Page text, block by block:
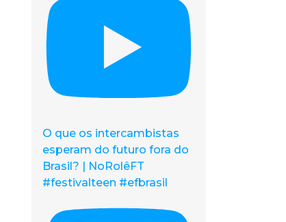
O que os intercambistas
esperam do futuro fora do
Brasil? | NoRolêFT
#festivalteen #efbrasil